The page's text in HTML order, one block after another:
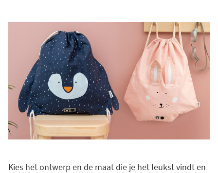
Kies het ontwerp en de maat die je het leukst vindt en